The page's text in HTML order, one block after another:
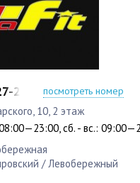
27-16посмотреть номер
10, 2 этаж
сб. - вс.:
/ Левобережный